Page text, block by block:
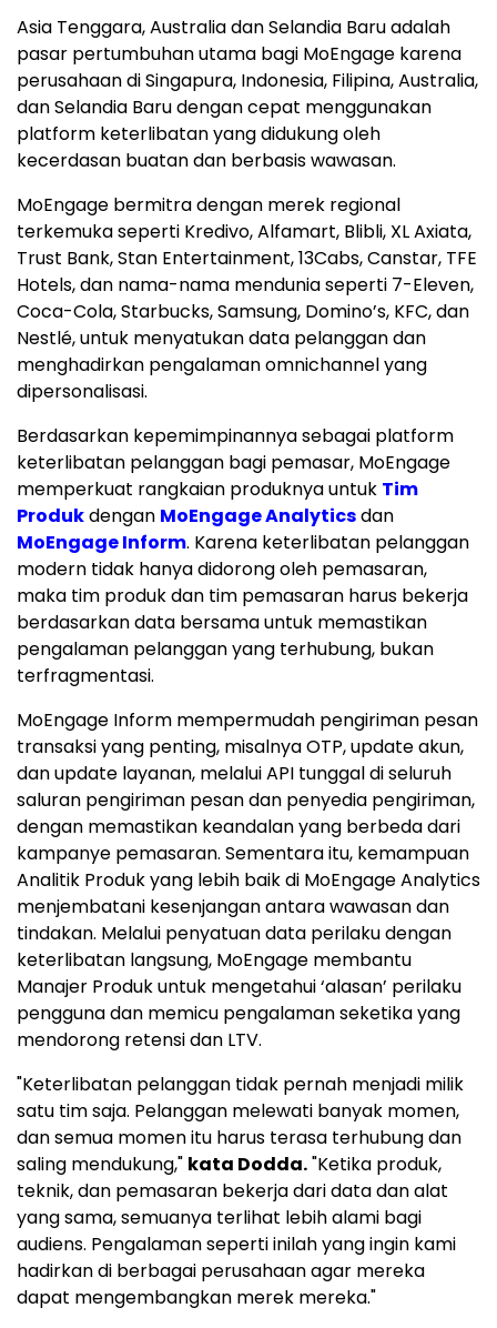
Asia Tenggara,AustraliadanSelandia Baruadalah
pasar pertumbuhan utama bagi MoEngage karena
perusahaan di Singapura, Indonesia, Filipina,Australia,
danSelandia Barudengan cepat menggunakan
platform keterlibatan yang didukung oleh
kecerdasan buatan dan berbasis wawasan.
MoEngage bermitra dengan merek regional
terkemuka seperti Kredivo, Alfamart, Blibli, XL Axiata,
Trust Bank, Stan Entertainment, 13Cabs, Canstar, TFE
Hotels, dan nama-nama mendunia seperti 7-Eleven,
Coca-Cola, Starbucks, Samsung, Domino’s, KFC, dan
Nestlé, untuk menyatukan data pelanggan dan
menghadirkan pengalaman omnichannel yang
dipersonalisasi.
Berdasarkan kepemimpinannya sebagai platform
keterlibatan pelanggan bagi pemasar, MoEngage
memperkuat rangkaian produknya untuk Tim
Produkdengan MoEngage Analyticsdan
MoEngage Inform. Karena keterlibatan pelanggan
modern tidak hanya didorong oleh pemasaran,
maka tim produk dan tim pemasaran harus bekerja
berdasarkan data bersama untuk memastikan
pengalaman pelanggan yang terhubung, bukan
terfragmentasi.
MoEngage Inform mempermudah pengiriman pesan
transaksi yang penting, misalnya OTP, update akun,
dan update layanan, melalui API tunggal di seluruh
saluran pengiriman pesan dan penyedia pengiriman,
dengan memastikan keandalan yang berbeda dari
kampanye pemasaran. Sementara itu, kemampuan
Analitik Produk yang lebih baik di MoEngage Analytics
menjembatani kesenjangan antara wawasan dan
tindakan. Melalui penyatuan data perilaku dengan
keterlibatan langsung, MoEngage membantu
Manajer Produk untuk mengetahui ‘alasan’ perilaku
pengguna dan memicu pengalaman seketika yang
mendorong retensi dan LTV.
"Keterlibatan pelanggan tidak pernah menjadi milik
satu tim saja. Pelanggan melewati banyak momen,
dan semua momen itu harus terasa terhubung dan
saling mendukung," kata Dodda."Ketika produk,
teknik, dan pemasaran bekerja dari data dan alat
yang sama, semuanya terlihat lebih alami bagi
audiens. Pengalaman seperti inilah yang ingin kami
hadirkan di berbagai perusahaan agar mereka
dapat mengembangkan merek mereka."